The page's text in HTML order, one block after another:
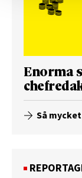
Enorma
Så